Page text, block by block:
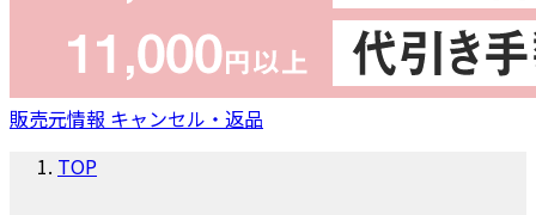
販売元情報 キャンセル・返品
TOP